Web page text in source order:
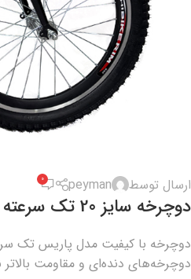
ارسال توسط peyman
0
دوچرخه سایز 20 تک سرعته مدل پاریس
دوچرخه با کیفیت مدل پاریس تک
دوچرخه‌های دنده‌ای و مقاومت